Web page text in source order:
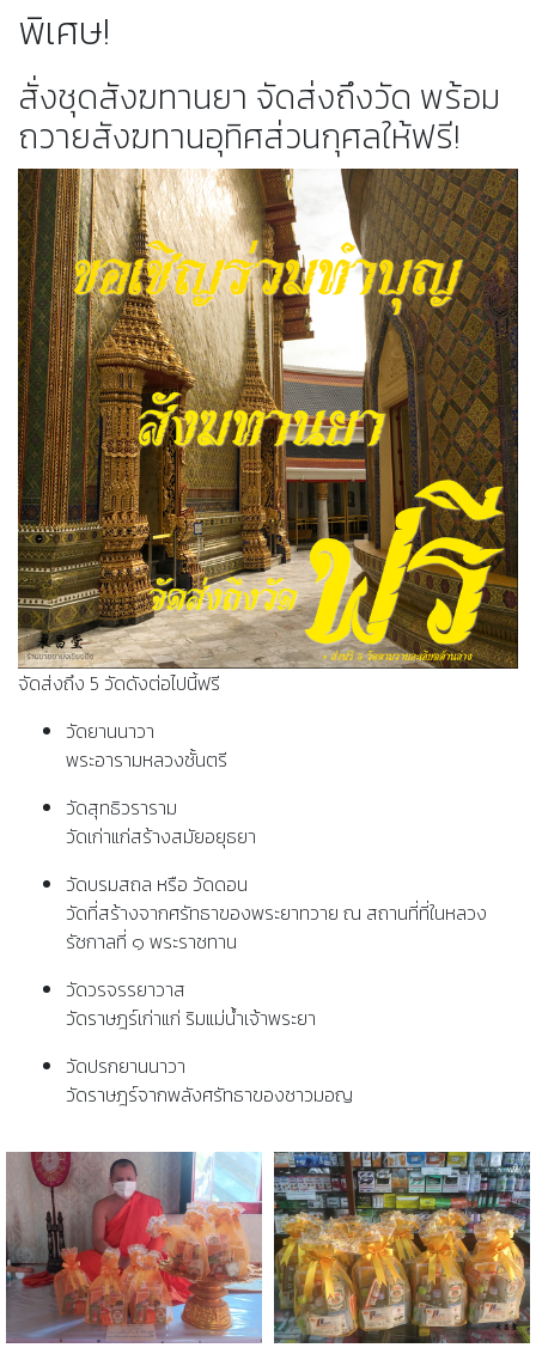
พิเศษ!
สั่งชุดสังฆทานยา จัดส่งถึงวัด พร้อม
ถวายสังฆทานอุทิศส่วนกุศลให้ฟรี!
จัดส่งถึง 5 วัดดังต่อไปนี้ฟรี
วัดยานนาวา
พระอารามหลวงชั้นตรี
วัดสุทธิวราราม
วัดเก่าแก่สร้างสมัยอยุธยา
วัดบรมสถล หรือ วัดดอน
วัดที่สร้างจากศรัทธาของพระยาทวาย ณ​ สถานที่ที่ในหลวง
รัชกาลที่ ๑ พระราชทาน
วัดวรจรรยาวาส
วัดราษฎร์เก่าแก่ ริมแม่น้ำเจ้าพระยา
วัดปรกยานนาวา
วัดราษฎร์จากพลังศรัทธาของชาวมอญ